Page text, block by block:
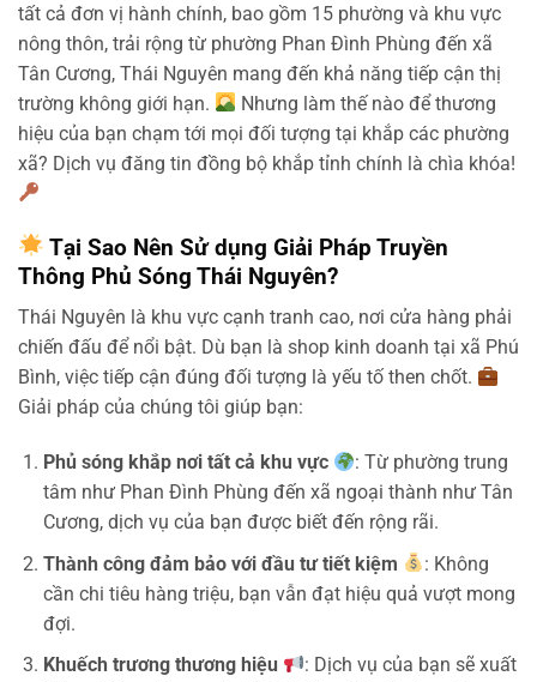
tất cả đơn vị hành chính, bao gồm 15 phường và khu vực
nông thôn, trải rộng từ phường Phan Đình Phùng đến xã
Tân Cương, Thái Nguyên mang đến khả năng tiếp cận thị
trường không giới hạn.
Nhưng làm thế nào để thương
hiệu của bạn chạm tới mọi đối tượng tại khắp các phường
xã? Dịch vụ đăng tin đồng bộ khắp tỉnh chính là chìa khóa!
Tại Sao Nên Sử dụng Giải Pháp Truyền
Thông Phủ Sóng Thái Nguyên?
Thái Nguyên là khu vực cạnh tranh cao, nơi cửa hàng phải
chiến đấu để nổi bật. Dù bạn là shop kinh doanh tại xã Phú
Bình, việc tiếp cận đúng đối tượng là yếu tố then chốt.
Giải pháp của chúng tôi giúp bạn:
Phủ sóng khắp nơi tất cả khu vực
: Từ phường trung
tâm như Phan Đình Phùng đến xã ngoại thành như Tân
Cương, dịch vụ của bạn được biết đến rộng rãi.
Thành công đảm bảo với đầu tư tiết kiệm
: Không
cần chi tiêu hàng triệu, bạn vẫn đạt hiệu quả vượt mong
đợi.
Khuếch trương thương hiệu
: Dịch vụ của bạn sẽ xuất